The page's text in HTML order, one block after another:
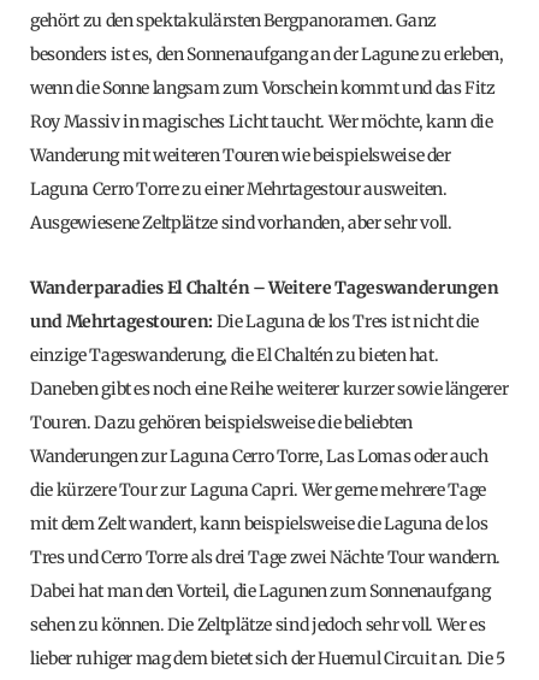
gehört zu den spektakulärsten Bergpanoramen. Ganz
besonders ist es, den Sonnenaufgang an der Lagune zu erleben,
wenn die Sonne langsam zum Vorschein kommt und das Fitz
Roy Massiv in magisches Licht taucht. Wer möchte, kann die
Wanderung mit weiteren Touren wie beispielsweise der
Laguna Cerro Torre zu einer Mehrtagestour ausweiten.
Ausgewiesene Zeltplätze sind vorhanden, aber sehr voll.
Wanderparadies El Chaltén – Weitere Tageswanderungen
und Mehrtagestouren:Die Laguna de los Tres ist nicht die
einzige Tageswanderung, die El Chaltén zu bieten hat.
Daneben gibt es noch eine Reihe weiterer kurzer sowie längerer
Touren. Dazu gehören beispielsweise die beliebten
Wanderungen zur Laguna Cerro Torre, Las Lomas oder auch
die kürzere Tour zur Laguna Capri. Wer gerne mehrere Tage
mit dem Zelt wandert, kann beispielsweise die Laguna de los
Tres und Cerro Torre als drei Tage zwei Nächte Tour wandern.
Dabei hat man den Vorteil, die Lagunen zum Sonnenaufgang
sehen zu können. Die Zeltplätze sind jedoch sehr voll. Wer es
lieber ruhiger mag dem bietet sich der Huemul Circuit an. Die 5